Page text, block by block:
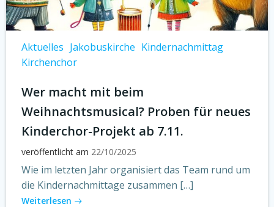
Aktuelles Jakobuskirche Kindernachmittag
Kirchenchor
Wer macht mit beim
Weihnachtsmusical? Proben für neues
Kinderchor-Projekt ab 7.11.
veröffentlicht am 22/10/2025
Wie im letzten Jahr organisiert das Team rund um
die Kindernachmittage zusammen […]
Weiterlesen